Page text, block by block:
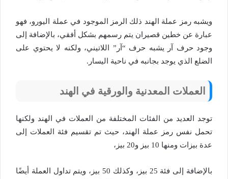
ويشبه رمز عملة الهند ذلك الرمز الموجود في عملة اليورو، فهو
عبارة عن خطين قصيران يتم رسمهم بشكل أفقي، بالإضافة إلى
وجود حرف آر يشبه حرف “آر” اللاتيني، ولكنه لا يحتوي على
الضلع الذي يوجد بجانبه في ناحية اليسار.
العملات المعدنية والورقية في الهند
توجد العديد من الفئات المختلفة من العملات في الهند ولكنها
تحمل نفس رمز عملة الهند، حيث تم تقسيم فئة العملات إلى
عدة بيزات ومنها 10 بيز و20 بيز،
بالإضافة إلى فئة 25 بيز، وكذلك 50 بيز، ويتم تداول العملة أيضًا